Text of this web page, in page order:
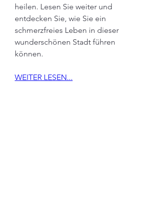
heilen. Lesen Sie weiter und
entdecken Sie, wie Sie ein
schmerzfreies Leben in dieser
wunderschönen Stadt führen
können.
WEITER LESEN...